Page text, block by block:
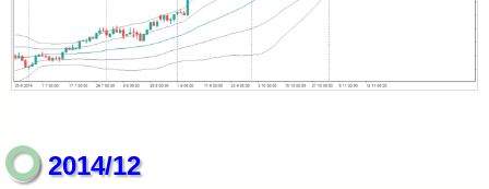
2014/12